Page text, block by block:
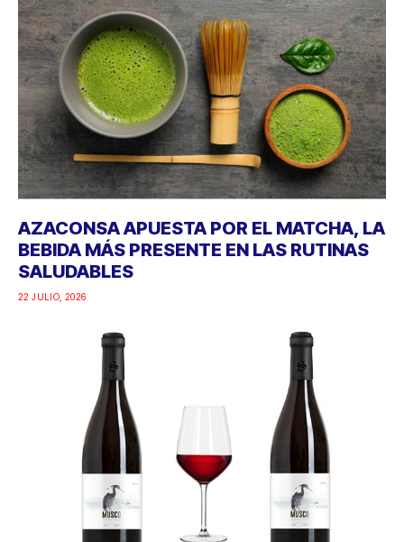
AZACONSA APUESTA POR EL MATCHA, LA
BEBIDA MÁS PRESENTE EN LAS RUTINAS
SALUDABLES
22 JULIO, 2026